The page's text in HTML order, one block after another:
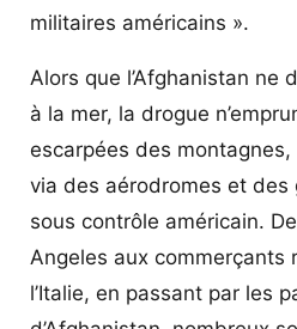
militaires américains ».
Alors que l’Afghanistan ne
à la mer, la drogue
escarpées des
via des aérodromes et des
sous contrôle américain.
Angeles aux commerçants
l’Italie, en passant par les